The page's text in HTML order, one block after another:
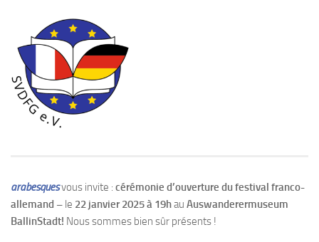
arabesquesvous invite : cérémonie d’ouverture du festival franco-
allemand – le 22 janvier 2025 à 19hau Auswanderermuseum
BallinStadt! Nous sommes bien sûr présents !